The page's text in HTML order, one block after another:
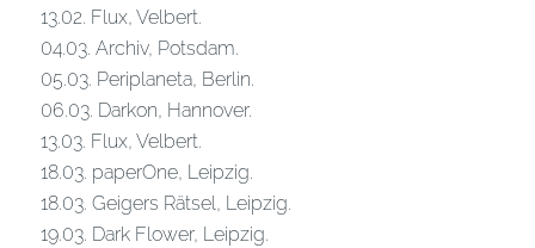
13.02. Flux, Velbert.
04.03. Archiv, Potsdam.
05.03. Periplaneta, Berlin.
06.03. Darkon, Hannover.
13.03. Flux, Velbert.
18.03. paperOne, Leipzig.
18.03. Geigers Rätsel, Leipzig.
19.03. Dark Flower, Leipzig.